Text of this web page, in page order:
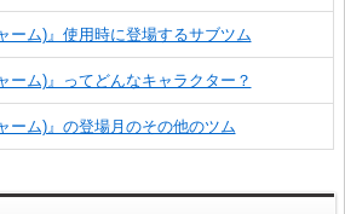
ーム)』使用時に登場するサブツム
ーム)』ってどんなキャラクター？
ーム)』の登場月のその他のツム